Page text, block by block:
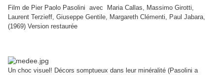
Film de Pier Paolo Pasolini avec Maria Callas, Massimo Girotti,
Laurent Terzieff, Giuseppe Gentile, Margareth Clémenti, Paul Jabara,
(1969) Version restaurée
Un choc visuel! Décors somptueux dans leur minéralité (Pasolini a